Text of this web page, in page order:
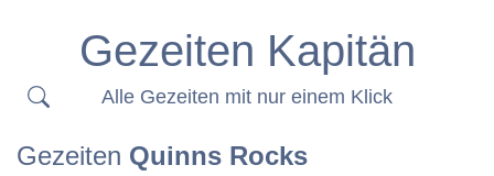
Gezeiten Kapitän
Alle Gezeiten mit nur einem Klick
Gezeiten Quinns Rocks